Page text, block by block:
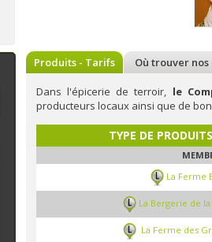
assortiment
En savoir
Produits - Tarifs Où trouver
Dans l'épicerie de terroir, le
producteurs locaux ainsi que de
TYPE DE
La Ferme
La Bergerie de
La Ferme des